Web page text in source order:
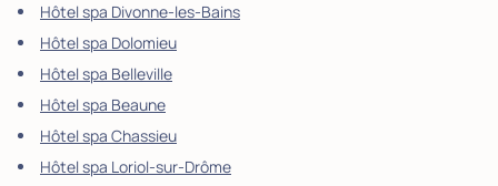
Hôtel spa Divonne-les-Bains
Hôtel spa Dolomieu
Hôtel spa Belleville
Hôtel spa Beaune
Hôtel spa Chassieu
Hôtel spa Loriol-sur-Drôme